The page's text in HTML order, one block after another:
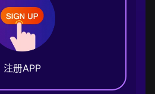
注册APP